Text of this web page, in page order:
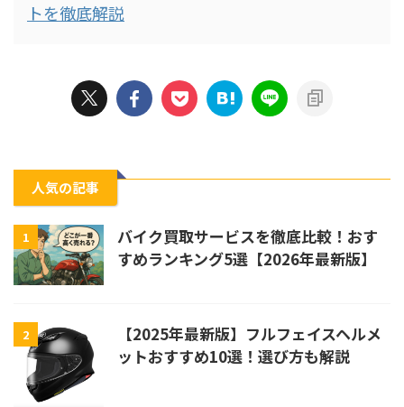
トを徹底解説
人気の記事
1
バイク買取サービスを徹底比較！おす
すめランキング5選【2026年最新版】
2
【2025年最新版】フルフェイスヘルメ
ットおすすめ10選！選び方も解説